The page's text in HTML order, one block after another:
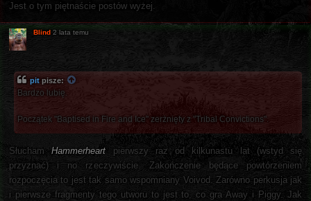
Jest o tym piętnaście postów wyżej.
Blind 2 lata temu
pit pisze:
Bardzo lubię.
Początek "Baptised in Fire and Ice" zerżnięty z "Tribal Convictions".
SłuchamHammerheart pierwszy raz od kilkunastu lat (wstyd się
przyznać) i no rzeczywiście. Zakończenie będące powtórzeniem
rozpoczęcia to jest tak samo wspomniany Voivod. Zarówno perkusja jak
i pierwsze fragmenty tego utworu to jest to, co gra Away i Piggy. Jak